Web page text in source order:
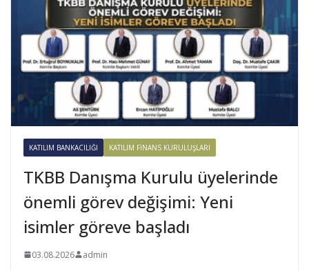
KATILIM BANKACILIĞI KATILIM FINANS KURULUŞLARI
TKBB Danışma Kurulu üyelerinde
önemli görev değişimi: Yeni
isimler göreve başladı
03.08.2026 admin